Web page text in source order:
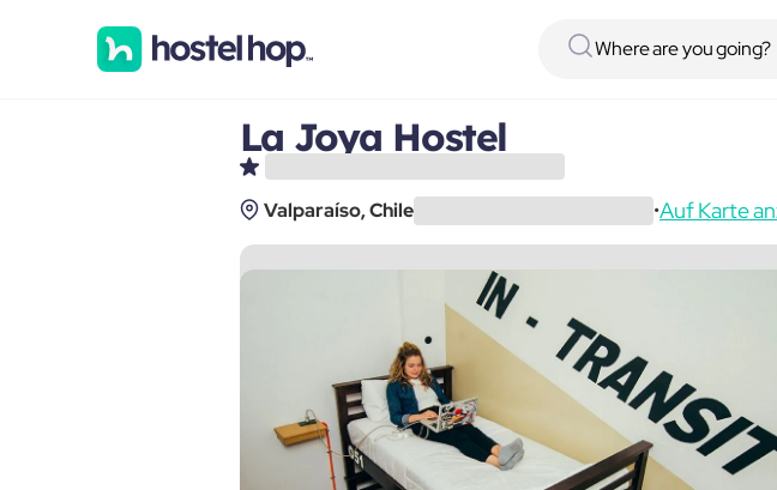
La Joya Hostel
Valparaíso, Chile •Auf Karte